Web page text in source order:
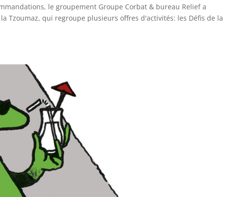
le groupement Groupe Corbat & bureau Relief a
Tzoumaz, qui regroupe plusieurs offres d'activités: les Défis de la